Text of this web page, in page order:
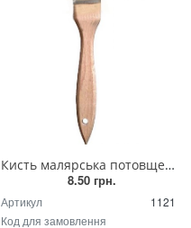
Кисть малярська потовщена 40/12
8.50 грн.
Артикул
1121
Код для замовлення